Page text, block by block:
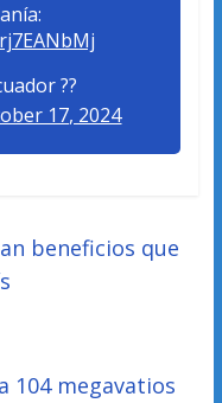
??
17, 2024
beneficios que
104 megavatios